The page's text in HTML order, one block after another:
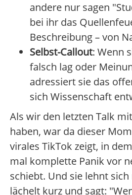
andere nur sagen
bei ihr das
Beschreibung – von
Selbst-Callout: Wenn
falsch lag oder
adressiert sie das
sich Wissenschaft
Als wir den letzten Talk
haben, war da dieser
virales TikTok zeigt, in
mal komplette Panik vor
schiebt. Und sie lehnt
lächelt kurz und sagt: